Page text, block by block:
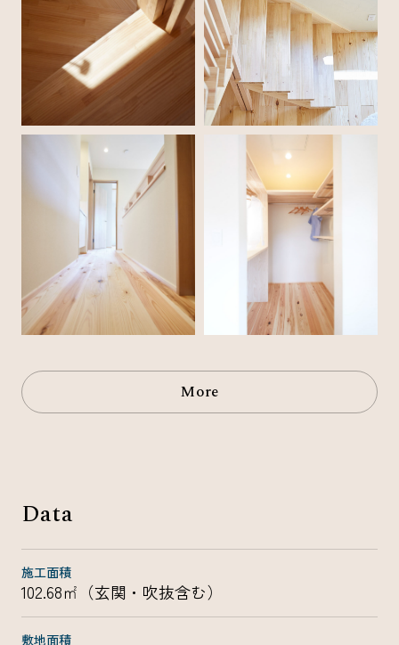
More
Data
施工面積
102.68㎡（玄関・吹抜含む）
敷地面積